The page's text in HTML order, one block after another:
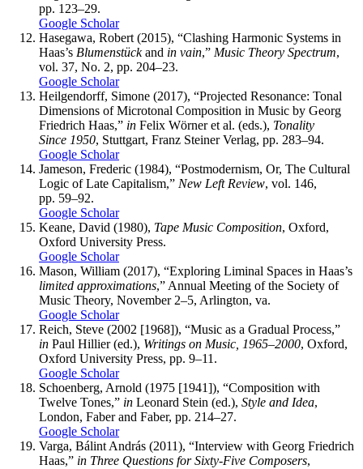
pp. 123–29.
Google Scholar
Hasegawa, Robert (2015), “Clashing Harmonic Systems in
Haas’s Blumenstückand in vain,” Music Theory Spectrum,
vol. 37, No. 2, pp. 204–23.
Google Scholar
Heilgendorff, Simone (2017), “Projected Resonance: Tonal
Dimensions of Microtonal Composition in Music by Georg
Friedrich Haas,” in Felix Wörner et al. (eds.), Tonality
Since 1950, Stuttgart, Franz Steiner Verlag, pp. 283–94.
Google Scholar
Jameson, Frederic (1984), “Postmodernism, Or, The Cultural
Logic of Late Capitalism,” New Left Review, vol. 146,
pp. 59–92.
Google Scholar
Keane, David (1980), Tape Music Composition, Oxford,
Oxford University Press.
Google Scholar
Mason, William (2017), “Exploring Liminal Spaces in Haas’s
limited approximations,” Annual Meeting of the Society of
Music Theory, November 2–5, Arlington, va.
Google Scholar
Reich, Steve (2002 [1968]), “Music as a Gradual Process,”
in Paul Hillier (ed.), Writings on Music, 1965–2000, Oxford,
Oxford University Press, pp. 9–11.
Google Scholar
Schoenberg, Arnold (1975 [1941]), “Composition with
Twelve Tones,” in Leonard Stein (ed.), Style and Idea,
London, Faber and Faber, pp. 214–27.
Google Scholar
Varga, Bálint András (2011), “Interview with Georg Friedrich
Haas,” in Three Questions for Sixty-Five Composers,